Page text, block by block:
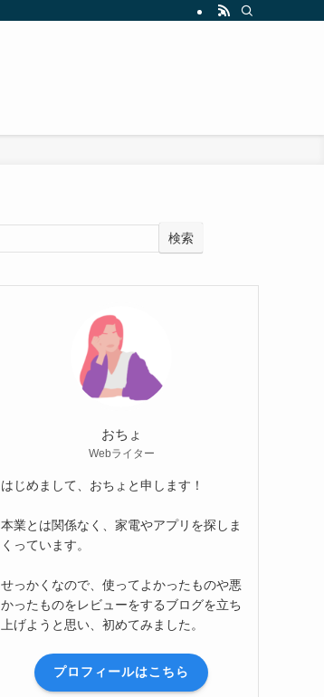
検索
おちょ
Webライター
はじめまして、おちょと申します！
本業とは関係なく、家電やアプリを探しま
くっています。
せっかくなので、使ってよかったものや悪
かったものをレビューをするブログを立ち
上げようと思い、初めてみました。
プロフィールはこちら